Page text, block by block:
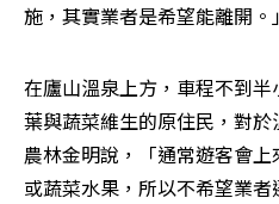
施，其實業者是希望能離開。」
在廬山溫泉上方，車程不到
葉與蔬菜維生的原住民，對
農林金明說，「通常遊客會
或蔬菜水果，所以不希望業者